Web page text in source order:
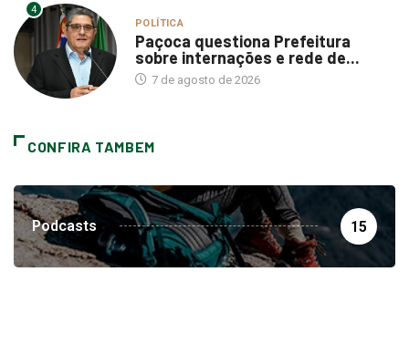
4
POLÍTICA
Paçoca questiona Prefeitura
sobre internações e rede de...
7 de agosto de 2026
CONFIRA TAMBEM
Podcasts 15